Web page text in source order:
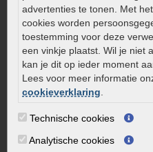
advertenties te tonen. Met
cookies worden
toestemming voor deze
een vinkje plaatst. Wil je niet
kan je dit op ieder moment
Lees voor meer informatie
cookieverklaring.
Technische cookies
Analytische cookies
0320 – 219170
Kaapstanderweg 41
8243 RB Lelystad
info@onlinetuinwarenhuis.nl
Routebeschrijving
Openingstijden
Maandag
Dinsdag